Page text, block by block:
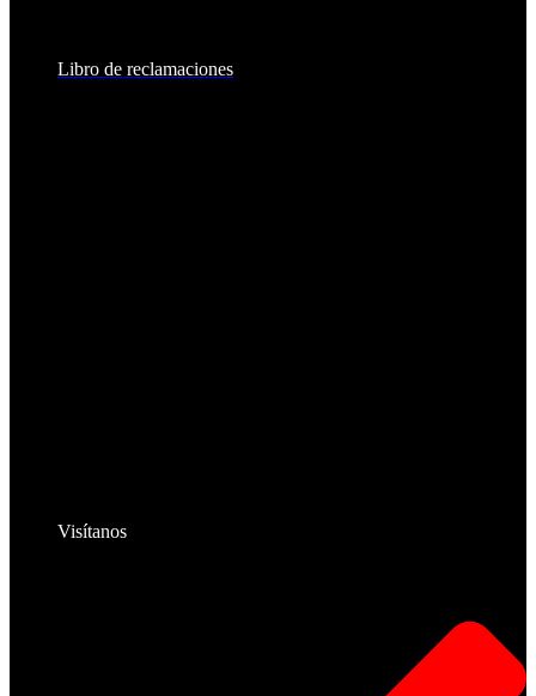
Libro de reclamaciones
Visítanos